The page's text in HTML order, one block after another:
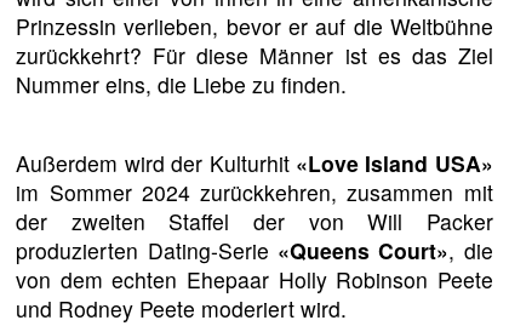
Prinzessin verlieben, bevor er auf die Weltbühne
zurückkehrt? Für diese Männer ist es das Ziel
Nummer eins, die Liebe zu finden.
Außerdem wird der Kulturhit «Love Island USA»
im Sommer 2024 zurückkehren, zusammen mit
der zweiten Staffel der von Will Packer
produzierten Dating-Serie «Queens Court», die
von dem echten Ehepaar Holly Robinson Peete
und Rodney Peete moderiert wird.